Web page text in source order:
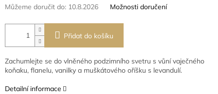
Můžeme doručit do: 10.8.2026 Možnosti doručení
Přidat do košíku
Zachumlejte se do vlněného podzimního svetru s vůní vaječného
koňaku, flanelu, vanilky a muškátového oříšku s levandulí.
Detailní informace